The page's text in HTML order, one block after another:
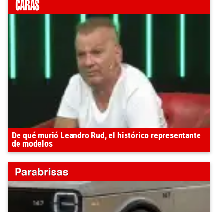
De qué murió Leandro Rud, el histórico representante
de modelos